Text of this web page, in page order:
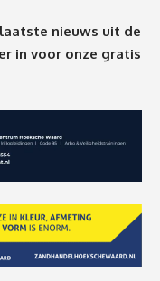
nieuws uit de
in voor onze gratis